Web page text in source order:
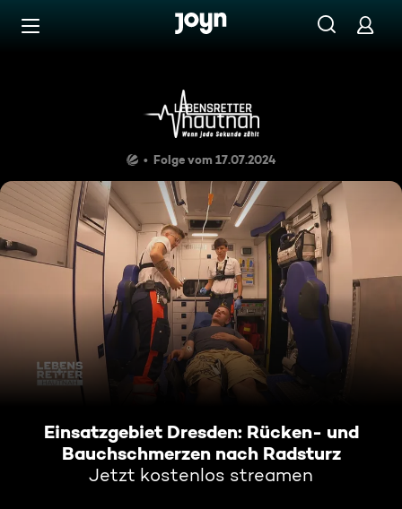
Zum Inhalt springen
Folge vom 17.07.2024
Einsatzgebiet Dresden: Rücken- und
Bauchschmerzen nach Radsturz
Jetzt kostenlos streamen